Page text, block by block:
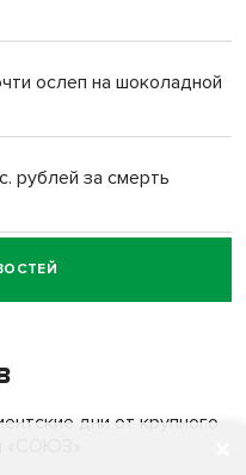
ослеп на шоколадной
рублей за смерть
за смерть
селе лошади
дни от крупного